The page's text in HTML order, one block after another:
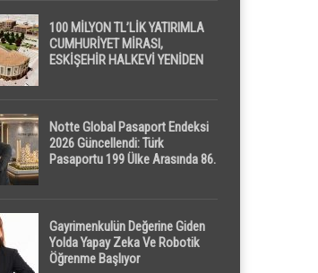
100 MİLYON TL’LİK YATIRIMLA
CUMHURİYET MİRASI,
ESKİŞEHİR HALKEVİ YENİDEN
Notte Global Pasaport Endeksi
2026 Güncellendi: Türk
Pasaportu 199 Ülke Arasında 86.
Gayrimenkulün Değerine Giden
Yolda Yapay Zeka Ve Robotik
Öğrenme Başlıyor